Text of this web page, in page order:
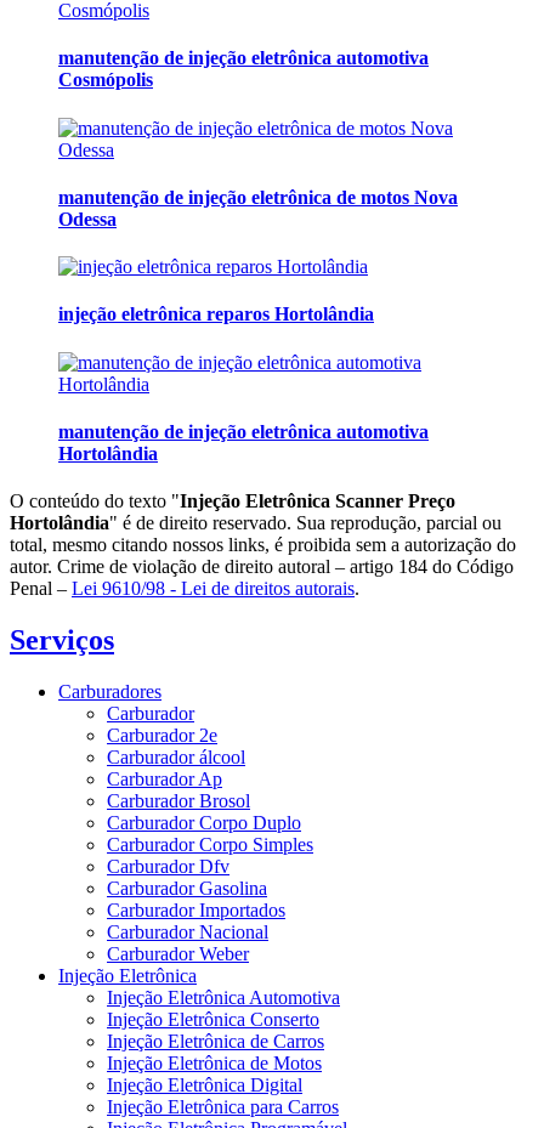
manutenção de injeção eletrônica automotiva
Cosmópolis
manutenção de injeção eletrônica de motos Nova
Odessa
injeção eletrônica reparos Hortolândia
manutenção de injeção eletrônica automotiva
Hortolândia
O conteúdo do texto "Injeção Eletrônica Scanner Preço
Hortolândia" é de direito reservado. Sua reprodução, parcial ou
total, mesmo citando nossos links, é proibida sem a autorização do
autor. Crime de violação de direito autoral – artigo 184 do Código
Penal – Lei 9610/98 - Lei de direitos autorais.
Serviços
Carburadores
Carburador
Carburador 2e
Carburador álcool
Carburador Ap
Carburador Brosol
Carburador Corpo Duplo
Carburador Corpo Simples
Carburador Dfv
Carburador Gasolina
Carburador Importados
Carburador Nacional
Carburador Weber
Injeção Eletrônica
Injeção Eletrônica Automotiva
Injeção Eletrônica Conserto
Injeção Eletrônica de Carros
Injeção Eletrônica de Motos
Injeção Eletrônica Digital
Injeção Eletrônica para Carros